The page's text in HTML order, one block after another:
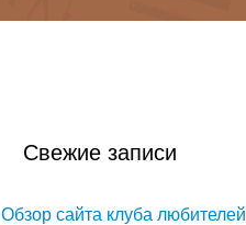
Свежие записи
Обзор сайта клуба любителей